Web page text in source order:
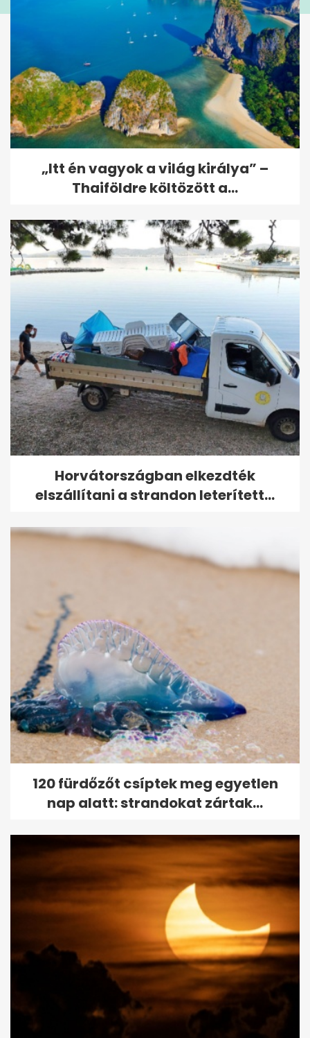
„Itt én vagyok a világ királya” –
Thaiföldre költözött a...
Horvátországban elkezdték
elszállítani a strandon leterített...
120 fürdőzőt csíptek meg egyetlen
nap alatt: strandokat zártak...